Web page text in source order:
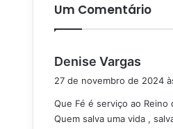
Um Comentário
Denise Vargas
s
e
27 de novembro de 2024
Que Fé é serviço ao
Quem salva uma vida ,